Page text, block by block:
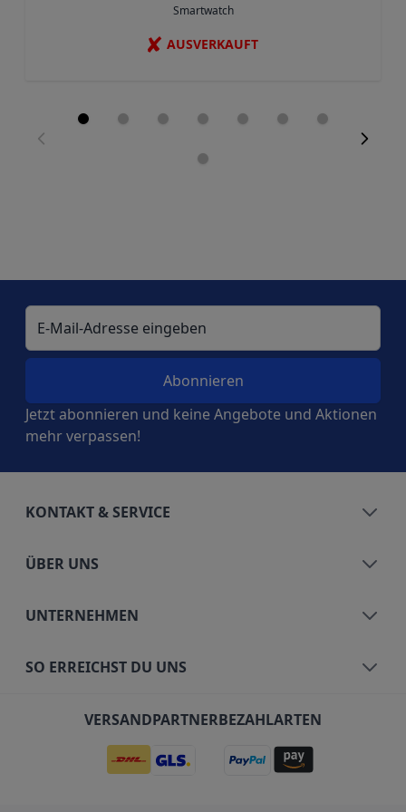
Smartwatch
✘ AUSVERKAUFT
E-Mail-Adresse
Jetzt abonnieren und keine Angebote und Aktionen
mehr verpassen!
KONTAKT & SERVICE
ÜBER UNS
UNTERNEHMEN
SO ERREICHST DU UNS
VERSANDPARTNERBEZAHLARTEN